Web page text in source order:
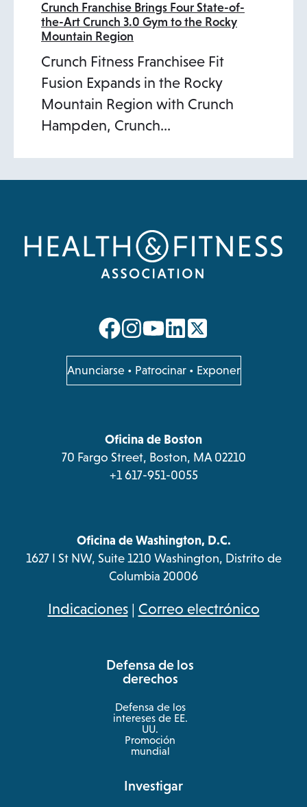
Crunch Franchise Brings Four State-of-
the-Art Crunch 3.0 Gym to the Rocky
Mountain Region
Crunch Fitness Franchisee Fit
Fusion Expands in the Rocky
Mountain Region with Crunch
Hampden, Crunch…
opens
a
new
opens
a
new
opens
a
new
opens
a
new
Anunciarseopens
in
tab
• Patrocinar• Exponer
Oficina de Boston
70 Fargo Street, Boston, MA 02210
+1 617-951-0055
Oficina de Washington, D.C.
1627 I St NW, Suite 1210 Washington, Distrito de
Columbia 20006
Indicacionesopens
new
| Correo electrónico
Defensa de los
derechos
Defensa de los
intereses de EE.
UU.
Promoción
mundial
Investigar